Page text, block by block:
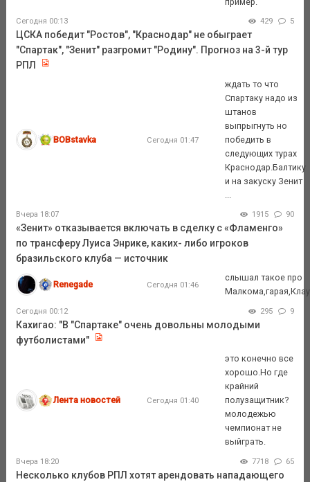
Сегодня 00:13 429 5
ЦСКА победит "Ростов", "Краснодар" не обыграет
"Спартак", "Зенит" разгромит "Родину". Прогноз на 3-й тур
РПЛ
BOBstavka Сегодня 01:47
ждать то что
Спартаку надо из
штанов
выпрыгнуть но
победить в
следующих турах
Краснодар.Балтику
и на закуску Зенит
Вчера 18:07 1915 90
«Зенит» отказывается включать в сделку с «Фламенго»
по трансферу Луиса Энрике, каких- либо игроков
бразильского клуба — источник
Renegade Сегодня 01:46
слышал такое про
Сегодня 00:12 295 9
Кахигао: "В "Спартаке" очень довольны молодыми
футболистами"
Лента новостей Сегодня 01:40
это конечно все
хорошо.Но где
крайний
полузащитник?
молодежью
чемпионат не
выйграть.
Вчера 18:20 7718 65
Несколько клубов РПЛ хотят арендовать нападающего